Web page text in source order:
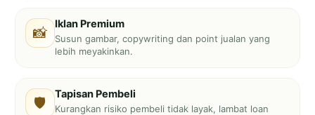
📸
Iklan Premium
Susun gambar, copywriting dan point jualan yang
lebih meyakinkan.
🛡️
Tapisan Pembeli
Kurangkan risiko pembeli tidak layak, lambat loan